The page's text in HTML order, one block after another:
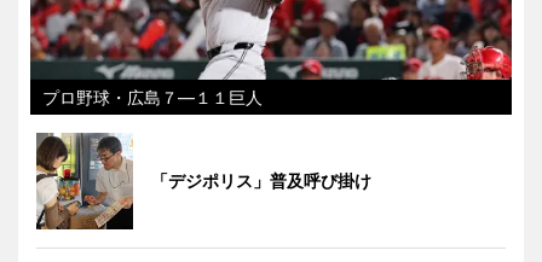
プロ野球・広島７―１１巨人
「デジポリス」普及呼び掛け